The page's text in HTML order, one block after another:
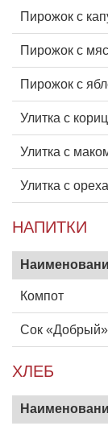
Пирожок с
Пирожок с
Пирожок с
Улитка с
Улитка с
Улитка с
НАПИТКИ
Компот
Сок «Добрый»
ХЛЕБ